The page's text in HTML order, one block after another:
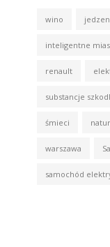
wino
inteligentne
renault
substancje
śmieci
warszawa
samochód